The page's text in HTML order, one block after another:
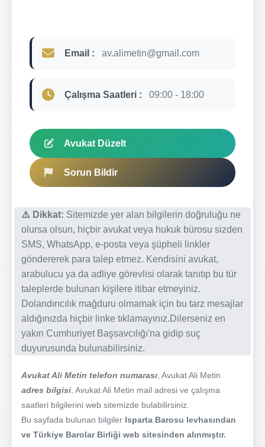
Email : av.alimetin@gmail.com
Çalışma Saatleri : 09:00 - 18:00
Avukat Düzelt
Sorun Bildir
⚠️ Dikkat: Sitemizde yer alan bilgilerin doğruluğu ne
olursa olsun, hiçbir avukat veya hukuk bürosu sizden
SMS, WhatsApp, e-posta veya şüpheli linkler
göndererek para talep etmez. Kendisini avukat,
arabulucu ya da adliye görevlisi olarak tanıtıp bu tür
taleplerde bulunan kişilere itibar etmeyiniz.
Dolandırıcılık mağduru olmamak için bu tarz mesajlar
aldığınızda hiçbir linke tıklamayınız.Dilerseniz en
yakın Cumhuriyet Başsavcılığı'na gidip suç
duyurusunda bulunabilirsiniz.
Avukat Ali Metin telefon numarası , Avukat Ali Metin
adres bilgisi , Avukat Ali Metin mail adresi ve çalışma
saatleri bilgilerini web sitemizde bulabilirsiniz.
Bu sayfada bulunan bilgiler Isparta Barosu levhasından
ve Türkiye Barolar Birliği web sitesinden alınmıştır.